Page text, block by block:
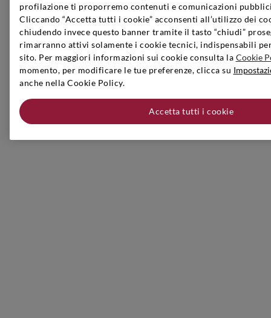
profilazione ti proporremo contenuti e comunicazioni
Cliccando “Accetta tutti i cookie” acconsenti all’utilizzo dei
chiudendo invece questo banner tramite il tasto “chiudi”
rimarranno attivi solamente i cookie tecnici, indispensabili
sito. Per maggiori informazioni sui cookie consulta la Cookie
momento, per modificare le tue preferenze, clicca su
anche nella Cookie Policy.
Accetta tutti i cookie